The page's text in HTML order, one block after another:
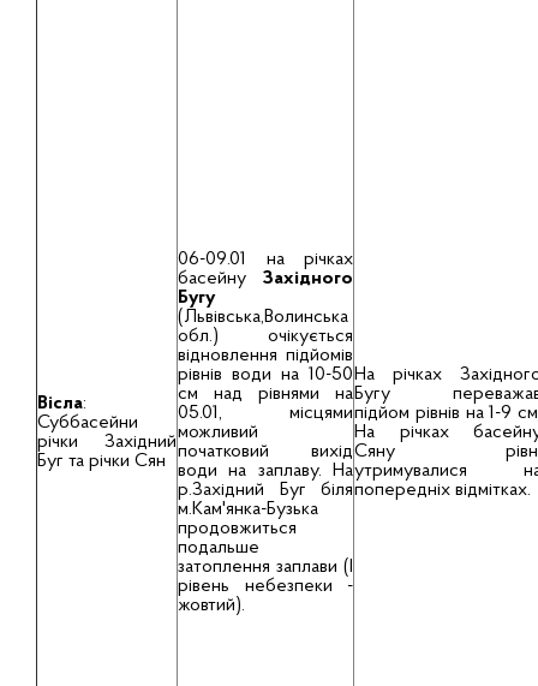
Вісла:
Суббасейни
річки Західний
Буг та річки Сян
06-09.01 на рiчках
басейну Захiдного
Бугу
(Львiвська,Волинська
обл.) очiкується
відновлення пiдйомів
рiвнiв води на 10-50
см над рiвнями на
05.01, мiсцями
можливий
початковий вихiд
води на заплаву. На
р.Захiдний Буг бiля
м.Кам'янка-Бузька
продовжиться
подальше
затоплення заплави (І
рівень небезпеки -
жовтий).
На річках
Бугу
підйом рівнів на 1-9
На річках
Сяну
утримувалися
попередніх відмітках.